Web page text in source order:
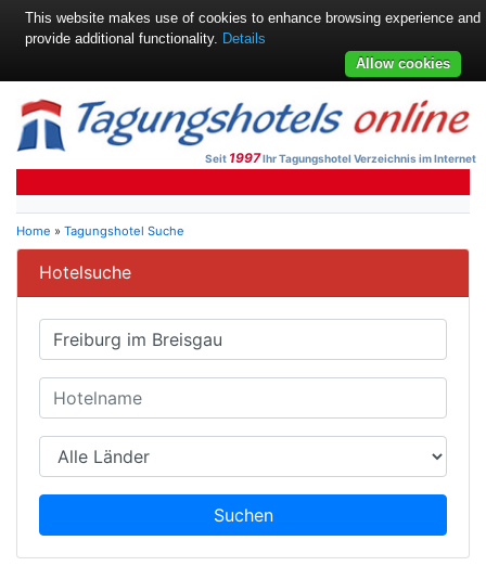
Seit 1997Ihr Tagungshotel Verzeichnis im Internet
Home » Tagungshotel Suche
Hotelsuche
Suchen
This website makes use of cookies to enhance browsing experience and
provide additional functionality. Details
Allow cookies